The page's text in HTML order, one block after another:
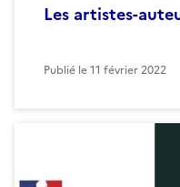
Les artistes-
Publié le11 février 2022